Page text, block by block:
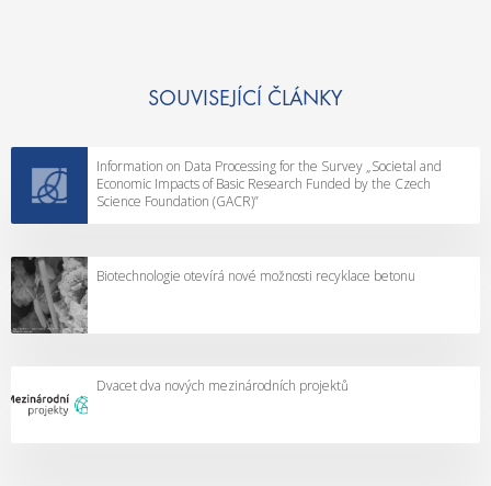
SOUVISEJÍCÍ ČLÁNKY
Information on Data Processing for the Survey „Societal and
Economic Impacts of Basic Research Funded by the Czech
Science Foundation (GACR)”
Biotechnologie otevírá nové možnosti recyklace betonu
Dvacet dva nových mezinárodních projektů